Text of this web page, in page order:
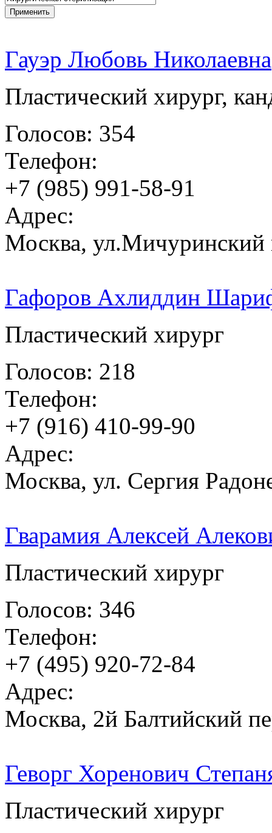
Гауэр Любовь Николаевна
Пластический хирург,
Голосов: 354
Телефон:
+7 (985) 991-58-91
Адрес:
Москва, ул.Мичуринский
Гафоров Ахлиддин
Пластический хирург
Голосов: 218
Телефон:
+7 (916) 410-99-90
Адрес:
Москва, ул. Сергия
Гварамия Алексей
Пластический хирург
Голосов: 346
Телефон:
+7 (495) 920-72-84
Адрес:
Москва, 2й Балтийский
Геворг Хоренович
Пластический хирург